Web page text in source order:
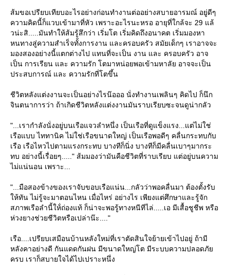
ส้มขอเปรียบเทียบอะไรอย่างก่อนทำงานต่ออย่างสบายอารมณ์ อยู่ดีๆ
ความคิดนี้ก็แวบเข้ามาที่หัว เพราะอะไรนะหรอ อายุที่ใกล้จะ 29 แล้
วน่ะสิ.....มันทำให้ส้มรู้สึกว่า เริ่มโต เริ่มคิดถึงอนาคต เริ่มมองหา
หนทางสู่ความสำเร็จทั้งการงาน และครอบครัว สมัยเด็กๆ เราอาจจะ
มองสองอย่างนี้แตกต่างไป แทนที่จะเป็น งาน และ ครอบครัว อาจ
เป็น การเรียน และ ความรัก โตมาหน่อยพอเข้ามหาลัย อาจจะเป็น
ประสบการณ์ และ ความรักที่โตขึ้น
ชีวิตหลังแต่งงานจะเป็นอย่างไรน๊อออ นั่งทำงานเพลินๆ คิดไป ก็นึก
จินตนาการว่า ถ้าเกิดชีวิตหลังแต่งงานมันราบเรียบซะจนดูน่ากลัว
"...เรากำลังนั่งอยู่บนเรือแจวลำหนึ่ง เป็นเรือที่ดูแข็งแรง...แต่ไม่ใช่
เรือแบบ ไททานิค ไม่ใช่เรือขนาดใหญ่ เป็นเรือพอดีๆ คลื่นกระทบกับ
เรือ เรือไหวไปตามแรงกระทบ บางทีก็นิ่ง บางทีก็มีคลื่นเบาๆมากระ
ทบ อย่างนี้เรื่อยๆ....." ส้มมองว่ามันคือชีวิตที่ราบเรียบ แต่อยู่บนความ
ไม่แน่นอน เพราะ...
"...มือสองข้างของเราจับขอบเรือแน่น...กลัวว่าพอคลื่นมา ต้องตั้งรับ
ห้ทัน ไม่รู้จะมาตอนไหน เมื่อไหร่ อย่างไร เพียงแต่ศึกษาและรู้จัก
สภาพเรือลำนี้ให้่ถ่องแท้ ก็น่าจะพอรู้ทางหนีทีไล่.....เอ มีเสื้อชูชีพ หรือ
ห่วงยางช่วยชีวิตหรือเปล่าน๊ะ...."
เรือ....เปรียบเสมือนบ้านหลังใหม่ที่เราตัดสินใจย้ายเข้าไปอยู่ ถ้ามี
หลังคาอย่างดี กันแดดกันฝน มีขนาดใหญ่โต มีระบบความปลอดภั
ครบ เราก็สบายใจได้ไปเปราะหนึ่ง